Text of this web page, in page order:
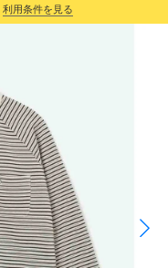
利用条件を見る